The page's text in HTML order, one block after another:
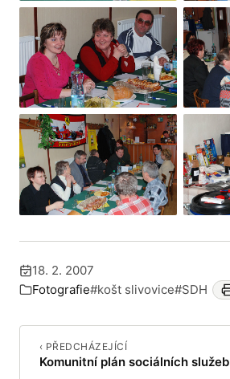
Publikováno:
18. 2. 2007
Zařazeno v:
Fotografie#košt slivovice#SDH
‹ PŘEDCHÁZEJÍCÍ
Komunitní plán sociálních služeb